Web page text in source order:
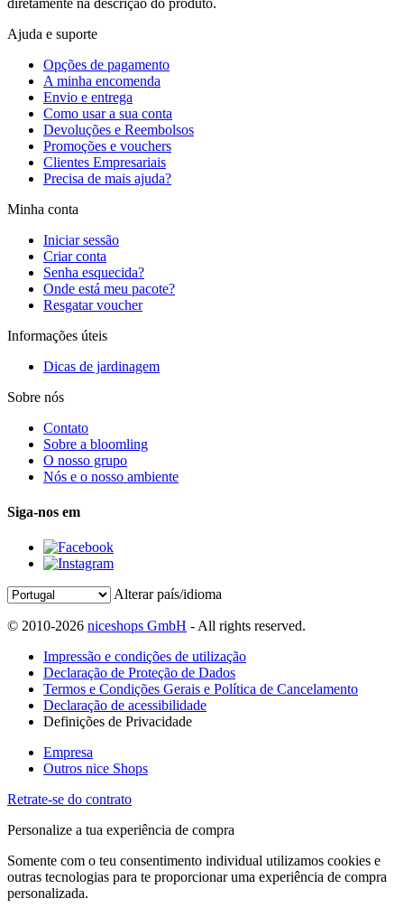
Ajuda e suporte
Opções de pagamento
A minha encomenda
Envio e entrega
Como usar a sua conta
Devoluções e Reembolsos
Promoções e vouchers
Clientes Empresariais
Precisa de mais ajuda?
Minha conta
Iniciar sessão
Criar conta
Senha esquecida?
Onde está meu pacote?
Resgatar voucher
Informações úteis
Dicas de jardinagem
Sobre nós
Contato
Sobre a bloomling
O nosso grupo
Nós e o nosso ambiente
Siga-nos em
Alterar país/idioma
© 2010-2026 niceshops GmbH - All rights reserved.
Impressão e condições de utilização
Declaração de Proteção de Dados
Termos e Condições Gerais e Política de Cancelamento
Declaração de acessibilidade
Definições de Privacidade
Empresa
Outros nice Shops
Retrate-se do contrato
Personalize a tua experiência de compra
Somente com o teu consentimento individual utilizamos cookies e
outras tecnologias para te proporcionar uma experiência de compra
personalizada.